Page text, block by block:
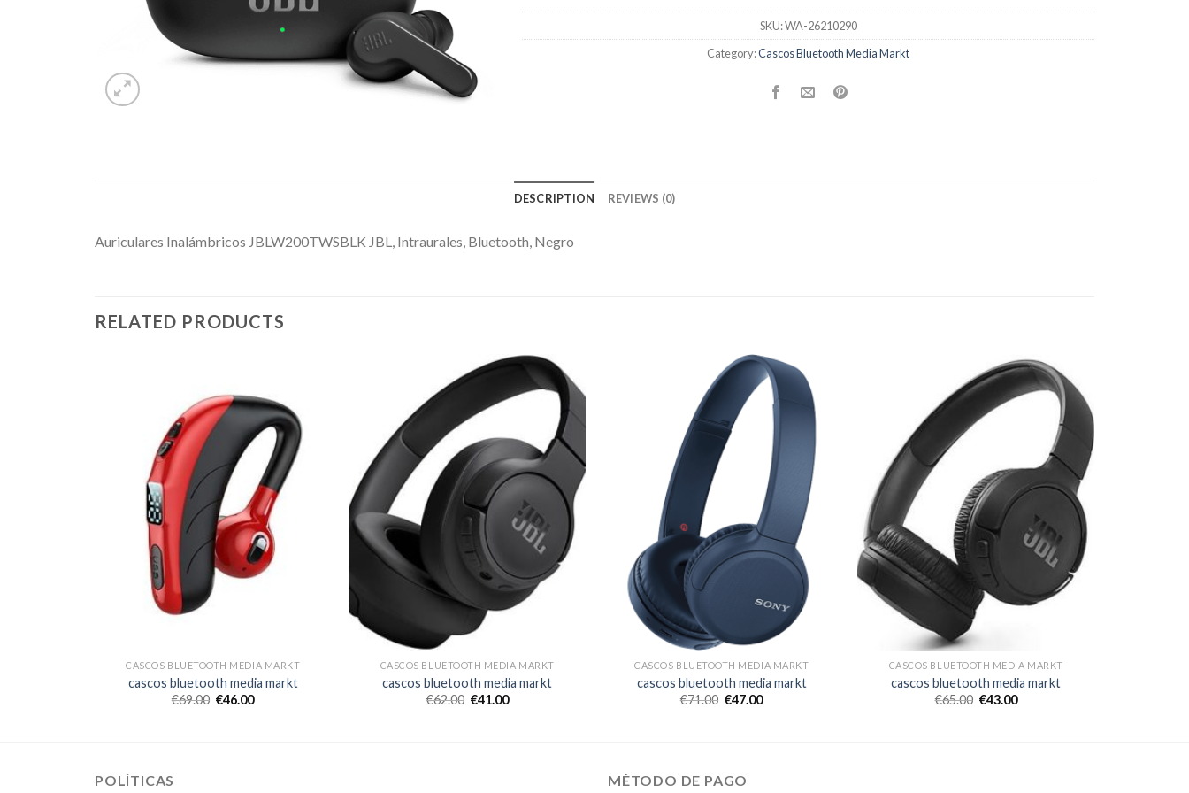
SKU:WA-26210290
Category:Cascos Bluetooth Media Markt
DESCRIPTION REVIEWS (0)
Auriculares Inalámbricos JBLW200TWSBLK JBL, Intraurales, Bluetooth, Negro
RELATED PRODUCTS
CASCOS BLUETOOTH MEDIA MARKT
cascos bluetooth media markt
€69.00 €46.00
CASCOS BLUETOOTH MEDIA MARKT
cascos bluetooth media markt
€62.00 €41.00
CASCOS BLUETOOTH MEDIA MARKT
cascos bluetooth media markt
€71.00 €47.00
CASCOS BLUETOOTH MEDIA MARKT
cascos bluetooth media markt
€65.00 €43.00
POLÍTICAS MÉTODO DE PAGO